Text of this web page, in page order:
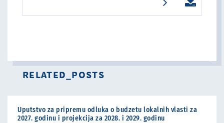
RELATED_POSTS
Uputstvo za pripremu odluka o budzetu lokalnih vlasti za
2027. godinu i projekcija za 2028. i 2029. godinu